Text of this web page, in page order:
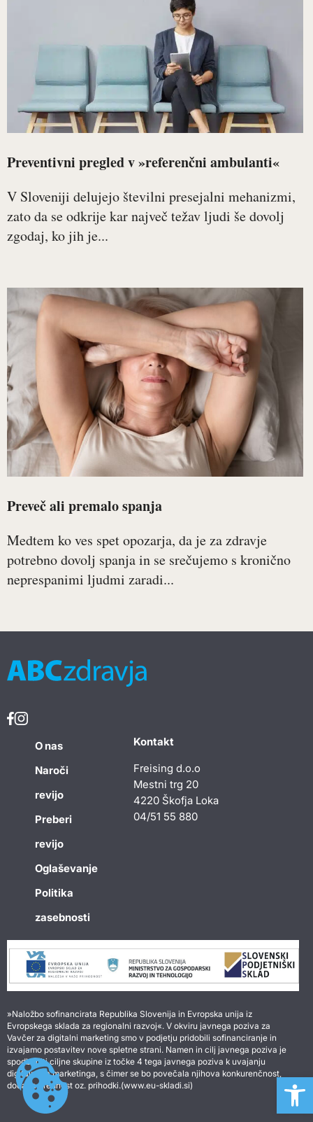
Preventivni pregled v »referenčni ambulanti«
V Sloveniji delujejo številni presejalni mehanizmi,
zato da se odkrije kar največ težav ljudi še dovolj
zgodaj, ko jih je...
Preveč ali premalo spanja
Medtem ko ves spet opozarja, da je za zdravje
potrebno dovolj spanja in se srečujemo s kronično
neprespanimi ljudmi zaradi...
O nas
Naroči
revijo
Preberi
revijo
Oglaševanje
Politika
zasebnosti
Kontakt
Freising d.o.o
Mestni trg 20
4220 Škofja Loka
04/51 55 880
»Naložbo sofinancirata Republika Slovenija in Evropska unija iz
Evropskega sklada za regionalni razvoj«. V okviru javnega poziva za
Vavčer za digitalni marketing smo v podjetju pridobili sofinanciranje in
izvajamo postavitev nove spletne strani. Namen in cilj javnega poziva je
spodbuditi ciljne skupine iz točke 4 tega javnega poziva k uvajanju
digitalnega marketinga, s čimer se bo povečala njihova konkurenčnost,
dodana vrednost oz. prihodki.(www.eu-skladi.si)